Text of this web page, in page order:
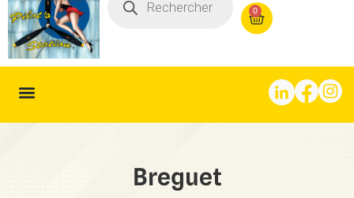
0
Breguet